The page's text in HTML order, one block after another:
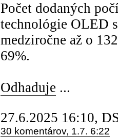
Počet dodaných
technológie OLED
medziročne až o
69%.
Odhaduje ...
27.6.2025 16:10,
30 komentárov, 1.7. 6:22